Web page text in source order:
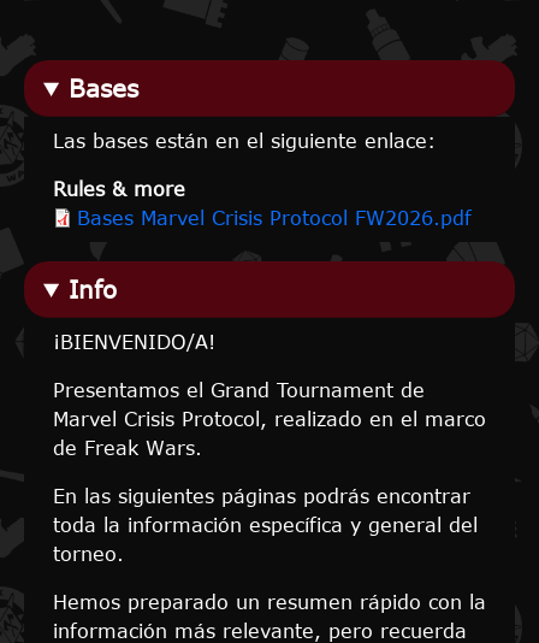
Bases
Las bases están en el siguiente enlace:
Rules & more
Bases Marvel Crisis Protocol FW2026.pdf
Info
¡BIENVENIDO/A!
Presentamos el Grand Tournament de
Marvel Crisis Protocol, realizado en el marco
de Freak Wars.
En las siguientes páginas podrás encontrar
toda la información específica y general del
torneo.
Hemos preparado un resumen rápido con la
información más relevante, pero recuerda